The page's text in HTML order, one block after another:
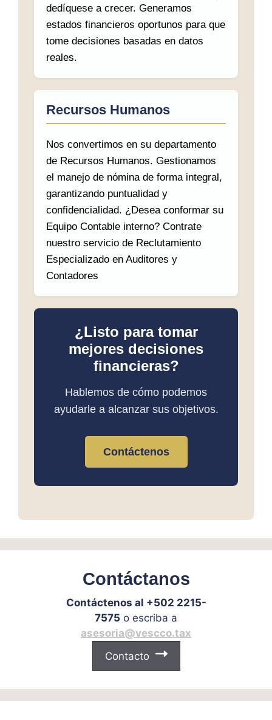
dedíquese a crecer. Generamos
estados financieros oportunos para que
tome decisiones basadas en datos
reales.
Recursos Humanos
Nos convertimos en su departamento
de Recursos Humanos. Gestionamos
el manejo de nómina de forma integral,
garantizando puntualidad y
confidencialidad. ¿Desea conformar su
Equipo Contable interno? Contrate
nuestro servicio de Reclutamiento
Especializado en Auditores y
Contadores
¿Listo para tomar
mejores decisiones
financieras?
Hablemos de cómo podemos
ayudarle a alcanzar sus objetivos.
Contáctenos
Contáctanos
Contáctenos al +502 2215-
7575 o escriba a
asesoria@vescco.tax
Contacto